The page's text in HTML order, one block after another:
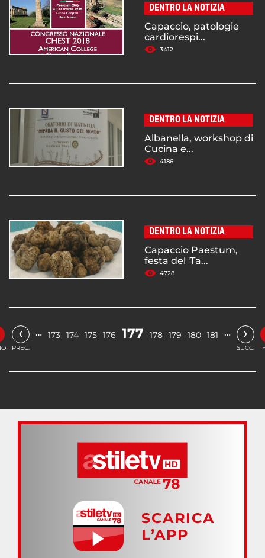
DENTRO LA NOTIZIA
Capaccio, patologie
cardiorespi...
3412
DENTRO LA NOTIZIA
Albanella, workshop di
Cucina e...
4186
DENTRO LA NOTIZIA
Capaccio Paestum,
festa del 'Ta...
4728
‹
PREC.
… 173 174 175 176 177 178 179 180 181 … ›
SUCC.
SCARICA
L’APP